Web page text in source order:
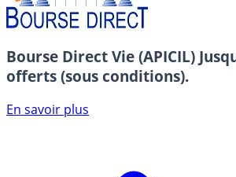
Bourse Direct Vie (APICIL)
offerts (sous conditions).
En savoir plus